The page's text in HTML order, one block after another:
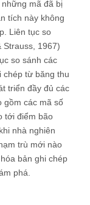
mã đã bị
tích này không
Liên tục so
Strauss, 1967)
so sánh các
chép từ băng thu
triển đầy đủ các
gồm các mã số
tới điểm bão
nhà nghiên
trù mới nào
bản ghi chép
phá.